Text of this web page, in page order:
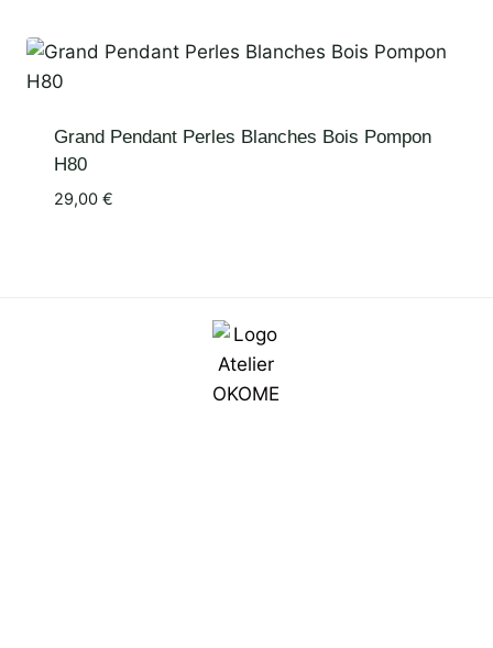
Grand Pendant Perles Blanches Bois Pompon
H80
29,00 €